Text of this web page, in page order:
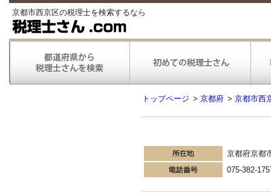
京都市西京区の税理士を検索するなら
トップページ > 京都府 > 京都市西
京都府京都
075-382-